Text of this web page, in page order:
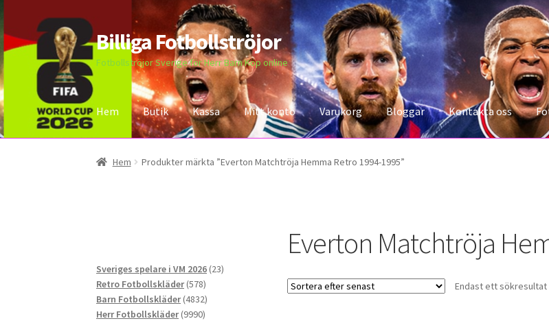
Hoppa
till
navigering
Hoppa
till
innehåll
Billiga Fotbollströjor
Fotbollströjor Sverige för Herr Barn Köp online
Hem Butik Kassa Mitt konto Varukorg Bloggar Kontakta oss
Hem Bloggar Butik Kassa Kontakta oss Mitt konto Storleksguiden
Hem Produkter märkta ”Everton Matchtröja Hemma Retro 1994-1995”
Everton Matchtröja
Endast ett sökresultat
Sveriges spelare i VM 2026 2323
Retro Fotbollskläder 578578
produkter
Barn Fotbollskläder 48324832
produkter
Herr Fotbollskläder 99909990